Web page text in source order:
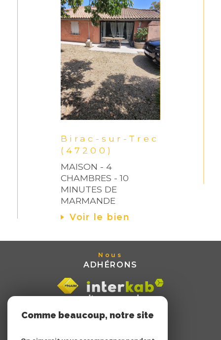
Birac-sur-Trec
(47200)
MAISON - 4
CHAMBRES - 10
MINUTES DE
MARMANDE
Voir le bien
Nous
ADHÉRONS
Comme beaucoup, notre site